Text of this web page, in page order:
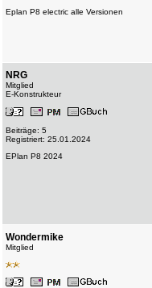
Eplan P8 electric alle Versionen
NRG
Mitglied
E-Konstrukteur
Beiträge: 5
Registriert: 25.01.2024
EPlan P8 2024
Wondermike
Mitglied